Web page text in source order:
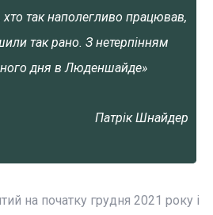
хто так наполегливо працював,
так рано. З нетерпінням
дня в Люденшайде»
Патрік Шнайдер
на початку грудня 2021 року і